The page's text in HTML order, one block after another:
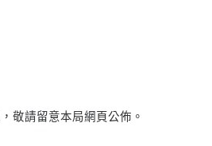
敬請留意本局網頁公佈。